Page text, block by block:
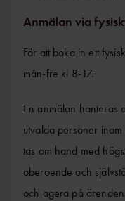
Anmälan via
För att boka in ett
mån-fre kl 8-17.
En anmälan hanteras
utvalda personer
tas om hand med
oberoende och
och agera på